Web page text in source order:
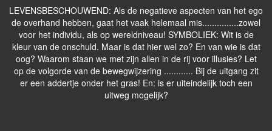
LEVENSBESCHOUWEND: Als de negatieve aspecten van het ego
de overhand hebben, gaat het vaak helemaal mis...............zowel
voor het individu, als op wereldniveau! SYMBOLIEK: Wit is de
kleur van de onschuld. Maar is dat hier wel zo? En van wie is dat
oog? Waarom staan we met zijn allen in de rij voor illusies? Let
op de volgorde van de bewegwijzering ............ Bij de uitgang zit
er een addertje onder het gras! En: is er uiteindelijk toch een
uitweg mogelijk?